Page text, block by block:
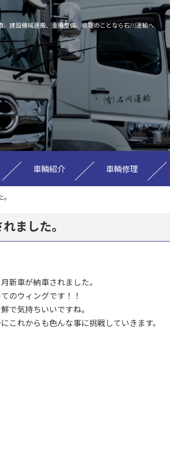
、建設機械運搬、重機整備、修理のことなら石川運輸へ
車輌紹介 車輌修理
ました。
新車が納車されました。
のウィングです！！
で気持ちいいですね。
これからも色んな事に挑戦していきます。